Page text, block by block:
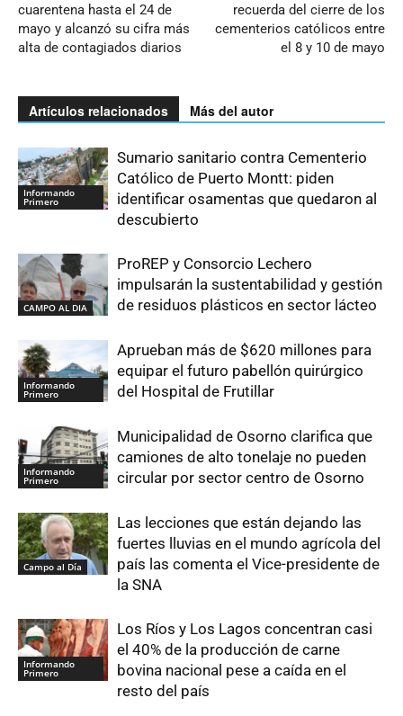
cuarentena hasta el 24 de
mayo y alcanzó su cifra más
alta de contagiados diarios
recuerda del cierre de los
cementerios católicos entre
el 8 y 10 de mayo
Artículos relacionados Más del autor
Informando
Primero
Sumario sanitario contra Cementerio
Católico de Puerto Montt: piden
identificar osamentas que quedaron al
descubierto
CAMPO AL DIA
ProREP y Consorcio Lechero
impulsarán la sustentabilidad y gestión
de residuos plásticos en sector lácteo
Informando
Primero
Aprueban más de $620 millones para
equipar el futuro pabellón quirúrgico
del Hospital de Frutillar
Informando
Primero
Municipalidad de Osorno clarifica que
camiones de alto tonelaje no pueden
circular por sector centro de Osorno
Campo al Día
Las lecciones que están dejando las
fuertes lluvias en el mundo agrícola del
país las comenta el Vice-presidente de
la SNA
Informando
Primero
Los Ríos y Los Lagos concentran casi
el 40% de la producción de carne
bovina nacional pese a caída en el
resto del país